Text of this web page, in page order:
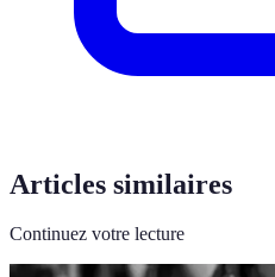
Articles similaires
Continuez votre lecture